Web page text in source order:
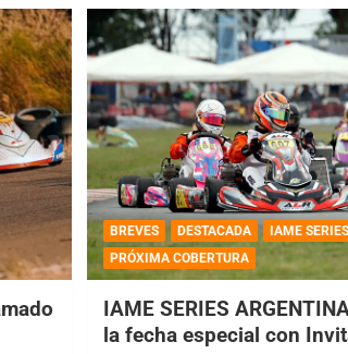
BREVES DESTACADA
IAME
PRÓXIMA COBERTURA
IAME SERIES
la fecha especial con